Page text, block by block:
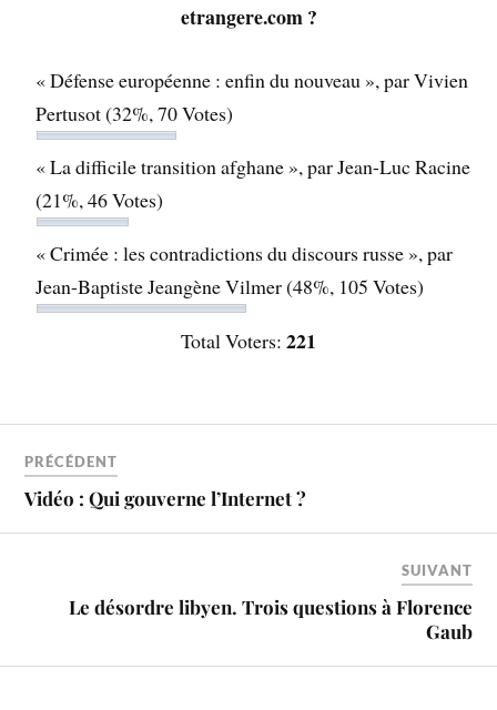
etrangere.com ?
« Défense européenne : enfin du nouveau », par Vivien
Pertusot(32%, 70 Votes)
« La difficile transition afghane », par Jean-Luc Racine
(21%, 46 Votes)
« Crimée : les contradictions du discours russe », par
Jean-Baptiste Jeangène Vilmer(48%, 105 Votes)
Total Voters: 221
PRÉCÉDENT
Vidéo : Qui gouverne l’Internet ?
SUIVANT
Le désordre libyen. Trois questions à Florence
Gaub